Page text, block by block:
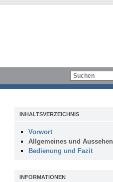
INHALTSVERZEICHNIS
Vorwort
Allgemeines und Aussehen
Bedienung und Fazit
INFORMATIONEN